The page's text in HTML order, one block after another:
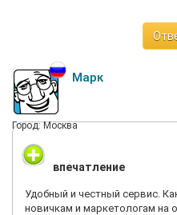
Марк
Город: Москва
впечатление
Удобный и честный сервис.
новичкам и маркетологам на